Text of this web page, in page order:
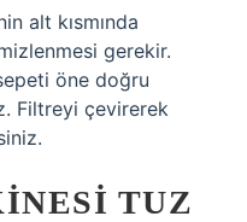
alt kısmında
gerekir.
öne doğru
Filtreyi çevirerek
TUZ